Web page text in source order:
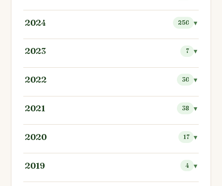
2024 256
2023 7
2022 36
2021 38
2020 17
2019 4